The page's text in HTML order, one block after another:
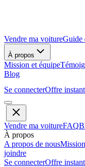
Vendre ma voitureGuide
À propos
Mission et équipe
Blog
Se connecterOffre
Vendre ma voitureFAQ
À propos
A propos de nous
joindre
Se connecterOffre